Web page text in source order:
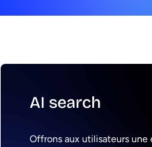
AI search
Offrons aux utilisateurs une